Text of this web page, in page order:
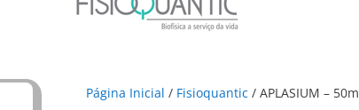
Página Inicial / Fisioquantic / APLASIUM –